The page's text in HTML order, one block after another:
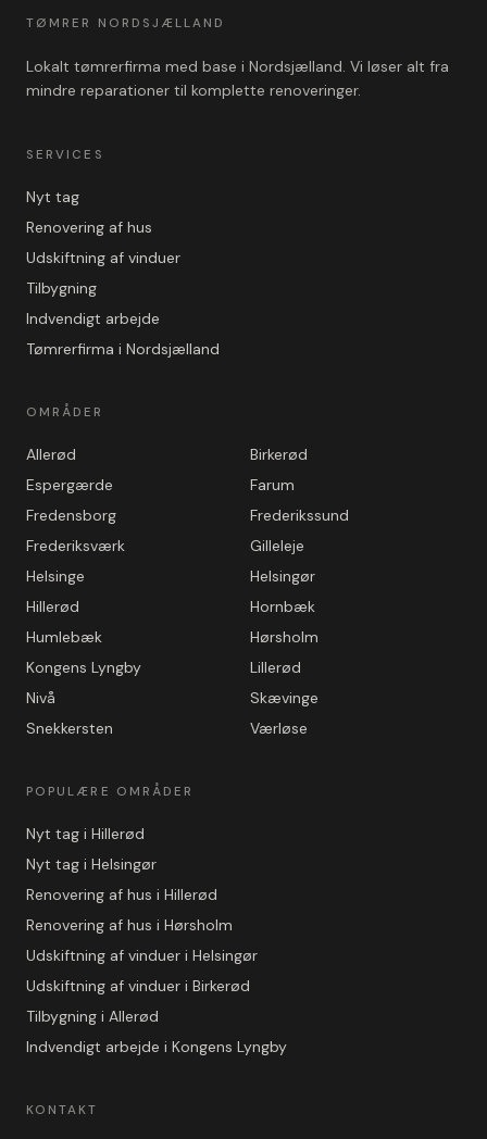
TØMRER NORDSJÆLLAND
Lokalt tømrerfirma med base i Nordsjælland. Vi løser alt fra
mindre reparationer til komplette renoveringer.
SERVICES
Nyt tag
Renovering af hus
Udskiftning af vinduer
Tilbygning
Indvendigt arbejde
Tømrerfirma i Nordsjælland
OMRÅDER
Allerød
Birkerød
Espergærde
Farum
Fredensborg
Frederikssund
Frederiksværk
Gilleleje
Helsinge
Helsingør
Hillerød
Hornbæk
Humlebæk
Hørsholm
Kongens Lyngby
Lillerød
Nivå
Skævinge
Snekkersten
Værløse
POPULÆRE OMRÅDER
Nyt tag i Hillerød
Nyt tag i Helsingør
Renovering af hus i Hillerød
Renovering af hus i Hørsholm
Udskiftning af vinduer i Helsingør
Udskiftning af vinduer i Birkerød
Tilbygning i Allerød
Indvendigt arbejde i Kongens Lyngby
KONTAKT